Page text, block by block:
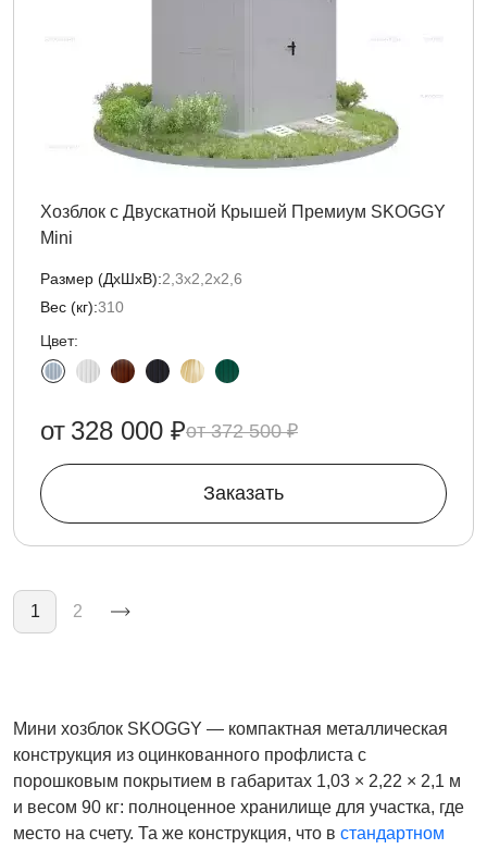
Хозблок с Двускатной Крышей Премиум SKOGGY
Mini
Размер (ДxШxВ):2,3х2,2х2,6
Вес (кг):310
Цвет:
372 500 ₽
от 328 000 ₽
Заказать
Нумерация страниц
1 2
Мини хозблок SKOGGY — компактная металлическая
конструкция из оцинкованного профлиста с
порошковым покрытием в габаритах 1,03 × 2,22 × 2,1 м
и весом 90 кг: полноценное хранилище для участка, где
место на счету. Та же конструкция, что в стандартном